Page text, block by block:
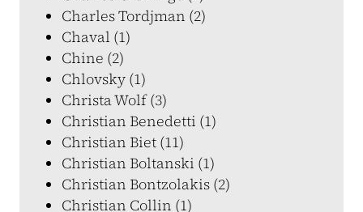
Charles Tordjman (2)
Chaval (1)
Chine (2)
Chlovsky (1)
Christa Wolf (3)
Christian Benedetti (1)
Christian Biet (11)
Christian Boltanski (1)
Christian Bontzolakis (2)
Christian Collin (1)